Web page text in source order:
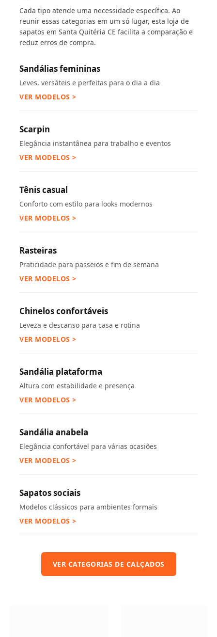
Cada tipo atende uma necessidade específica. Ao
reunir essas categorias em um só lugar, esta loja de
sapatos em Santa Quitéria CE facilita a comparação e
reduz erros de compra.
Sandálias femininas
Leves, versáteis e perfeitas para o dia a dia
VER MODELOS >
Scarpin
Elegância instantânea para trabalho e eventos
VER MODELOS >
Tênis casual
Conforto com estilo para looks modernos
VER MODELOS >
Rasteiras
Praticidade para passeios e fim de semana
VER MODELOS >
Chinelos confortáveis
Leveza e descanso para casa e rotina
VER MODELOS >
Sandália plataforma
Altura com estabilidade e presença
VER MODELOS >
Sandália anabela
Elegância confortável para várias ocasiões
VER MODELOS >
Sapatos sociais
Modelos clássicos para ambientes formais
VER MODELOS >
VER CATEGORIAS DE CALÇADOS